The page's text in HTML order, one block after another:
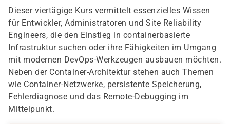
Dieser viertägige Kurs vermittelt essenzielles Wissen
für Entwickler, Administratoren und Site Reliability
Engineers, die den Einstieg in containerbasierte
Infrastruktur suchen oder ihre Fähigkeiten im Umgang
mit modernen DevOps-Werkzeugen ausbauen möchten.
Neben der Container-Architektur stehen auch Themen
wie Container-Netzwerke, persistente Speicherung,
Fehlerdiagnose und das Remote-Debugging im
Mittelpunkt.